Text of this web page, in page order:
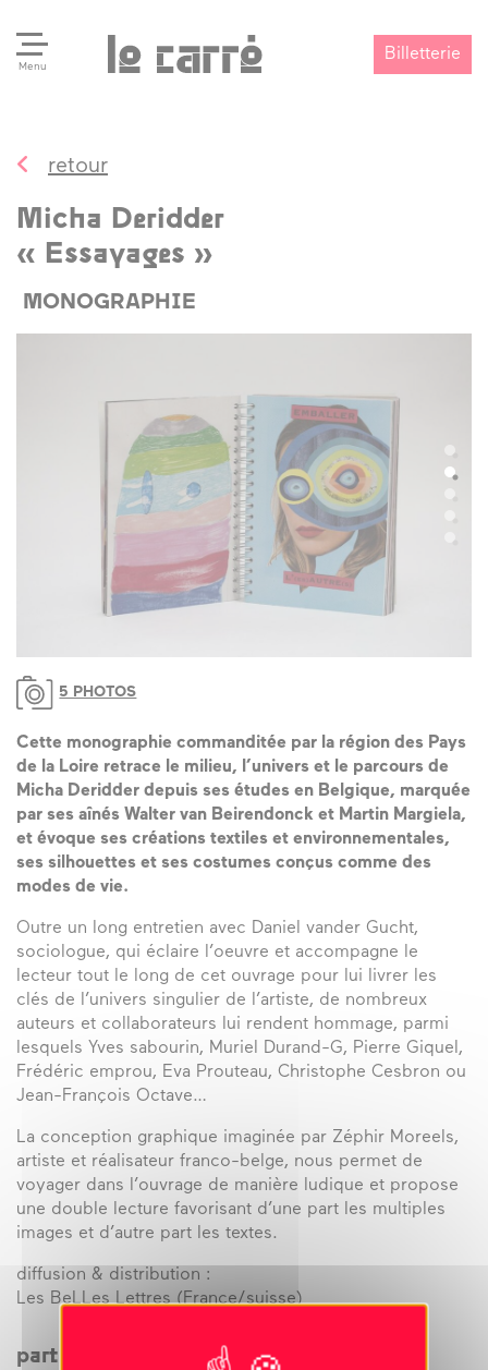
Menu
Billetterie
retour
Micha Deridder
« Essayages »
MONOGRAPHIE
5 PHOTOS
Cette monographie commanditée par la région des Pays
de la Loire retrace le milieu, l’univers et le parcours de
Micha Deridder depuis ses études en Belgique, marquée
par ses aînés Walter van Beirendonck et Martin Margiela,
et évoque ses créations textiles et environnementales,
ses silhouettes et ses costumes conçus comme des
modes de vie.
Outre un long entretien avec Daniel vander Gucht,
sociologue, qui éclaire l’oeuvre et accompagne le
lecteur tout le long de cet ouvrage pour lui livrer les
clés de l’univers singulier de l’artiste, de nombreux
auteurs et collaborateurs lui rendent hommage, parmi
lesquels Yves sabourin, Muriel Durand-G, Pierre Giquel,
Frédéric emprou, Eva Prouteau, Christophe Cesbron ou
Jean-François Octave…
La conception graphique imaginée par Zéphir Moreels,
artiste et réalisateur franco-belge, nous permet de
voyager dans l’ouvrage de manière ludique et propose
une double lecture favorisant d’une part les multiples
images et d’autre part les textes.
diffusion & distribution :
Les BeLLes Lettres (France/suisse)
partager cet évènement